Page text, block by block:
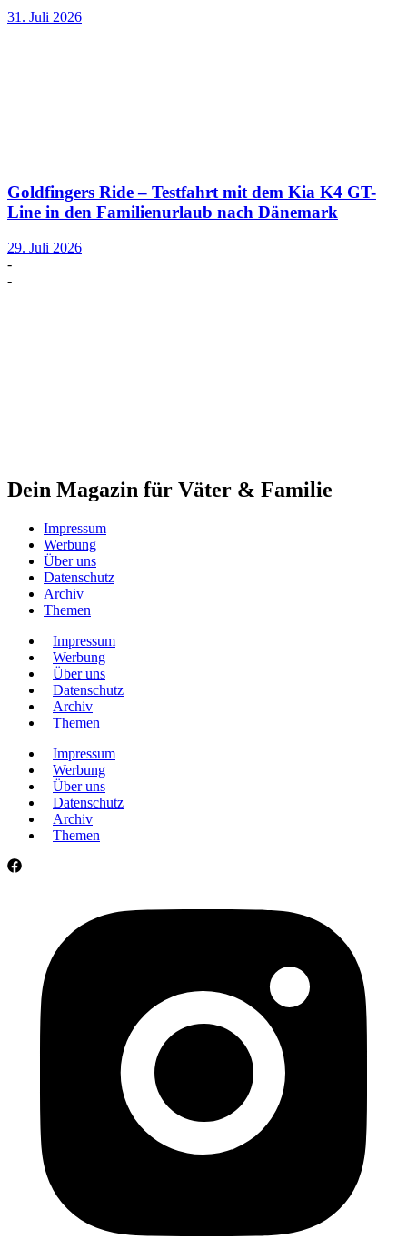
31. Juli 2026
Goldfingers Ride – Testfahrt mit dem Kia K4 GT-
Line in den Familienurlaub nach Dänemark
29. Juli 2026
-
-
Dein Magazin für Väter & Familie
Impressum
Werbung
Über uns
Datenschutz
Archiv
Themen
Impressum
Werbung
Über uns
Datenschutz
Archiv
Themen
Impressum
Werbung
Über uns
Datenschutz
Archiv
Themen